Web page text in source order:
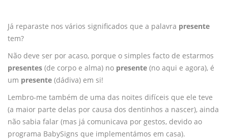
Já reparaste nos vários significados que a palavra presente
tem?
Não deve ser por acaso, porque o simples facto de estarmos
presentes (de corpo e alma) no presente (no aqui e agora), é
um presente (dádiva) em si!
Lembro-me também de uma das noites difíceis que ele teve
(a maior parte delas por causa dos dentinhos a nascer), ainda
não sabia falar (mas já comunicava por gestos, devido ao
programa BabySigns que implementámos em casa).